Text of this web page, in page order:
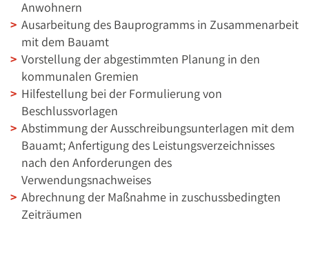
Anwohnern
Ausarbeitung des Bauprogramms in Zusammenarbeit
mit dem Bauamt
Vorstellung der abgestimmten Planung in den
kommunalen Gremien
Hilfestellung bei der Formulierung von
Beschlussvorlagen
Abstimmung der Ausschreibungsunterlagen mit dem
Bauamt; Anfertigung des Leistungsverzeichnisses
nach den Anforderungen des
Verwendungsnachweises
Abrechnung der Maßnahme in zuschussbedingten
Zeiträumen